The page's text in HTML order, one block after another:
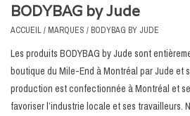
Soldes
Certificats cadeaux
Marques
BODYBAG by Jude
ACCUEIL/ MARQUES / BODYBAG BY JUDE
Les produits BODYBAG by Jude sont
boutique du Mile-End à Montréal par Jude et
production est confectionnée à Montréal et
favoriser l’industrie locale et ses travailleurs.